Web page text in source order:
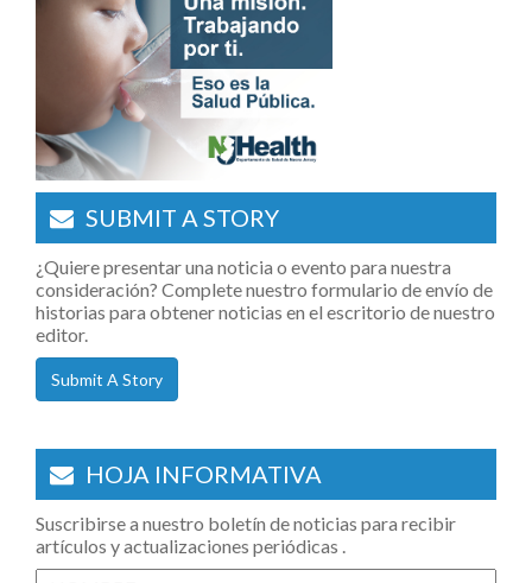
SUBMIT A STORY
¿Quiere presentar una noticia o evento para nuestra
consideración? Complete nuestro formulario de envío de
historias para obtener noticias en el escritorio de nuestro
editor.
Submit A Story
HOJA INFORMATIVA
Suscribirse a nuestro boletín de noticias para recibir
artículos y actualizaciones periódicas .